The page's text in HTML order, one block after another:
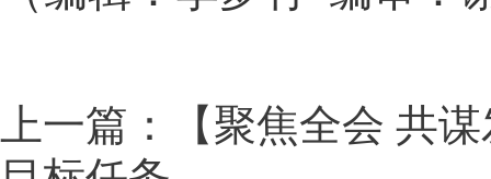
上一篇：【聚焦全会 共